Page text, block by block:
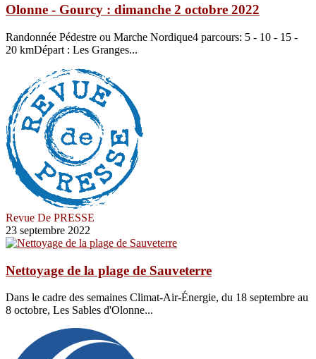
Olonne - Gourcy : dimanche 2 octobre 2022
Randonnée Pédestre ou Marche Nordique4 parcours: 5 - 10 - 15 -
20 kmDépart : Les Granges...
Revue De PRESSE
23 septembre 2022
Nettoyage de la plage de Sauveterre
Dans le cadre des semaines Climat-Air-Énergie, du 18 septembre au
8 octobre, Les Sables d'Olonne...